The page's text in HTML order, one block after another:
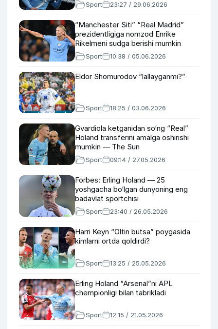
Sport 23:27 / 29.06.2026
“Manchester Siti” “Real Madrid”
prezidentligiga nomzod Enrike
Rikelmeni sudga berishi mumkin
Sport 10:38 / 05.06.2026
Eldor Shomurodov “lallayganmi?”
Sport 18:25 / 03.06.2026
Gvardiola ketganidan so‘ng “Real”
Holand transferini amalga oshirishi
mumkin — The Sun
Sport 09:14 / 27.05.2026
Forbes: Erling Holand — 25
yoshgacha bo‘lgan dunyoning eng
badavlat sportchisi
Sport 23:40 / 26.05.2026
Harri Keyn “Oltin butsa” poygasida
kimlarni ortda qoldirdi?
Sport 13:25 / 25.05.2026
Erling Holand “Arsenal”ni APL
chempionligi bilan tabrikladi
Sport 12:15 / 21.05.2026